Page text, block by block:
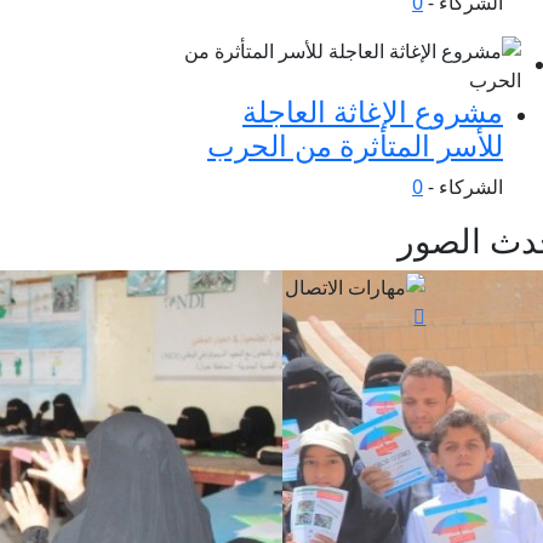
مشروع الإغاثة العاجلة
للأسر المتأثرة من الحرب
الشركاء -0
الصور